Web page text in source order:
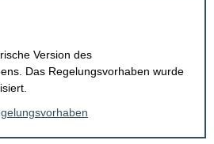
Version des
Das Regelungsvorhaben wurde